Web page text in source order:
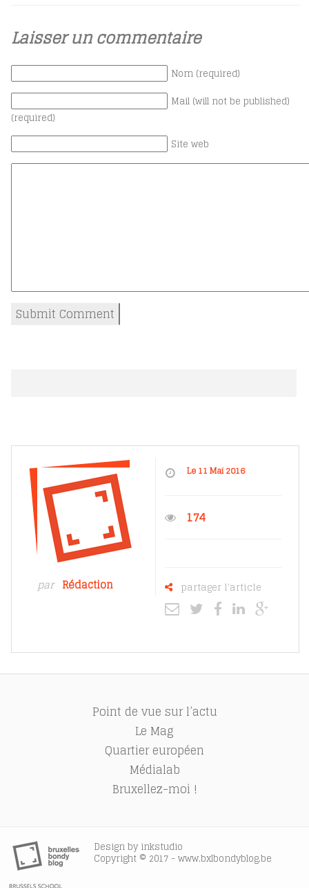
Laisser un commentaire
Nom (required)
Mail (will not be published)
(required)
Site web
par Rédaction
Le 11 Mai 2016
174
partager l'article
Point de vue sur l’actu
Le Mag
Quartier européen
Médialab
Bruxellez-moi !
Design by inkstudio
Copyright © 2017 - www.bxlbondyblog.be